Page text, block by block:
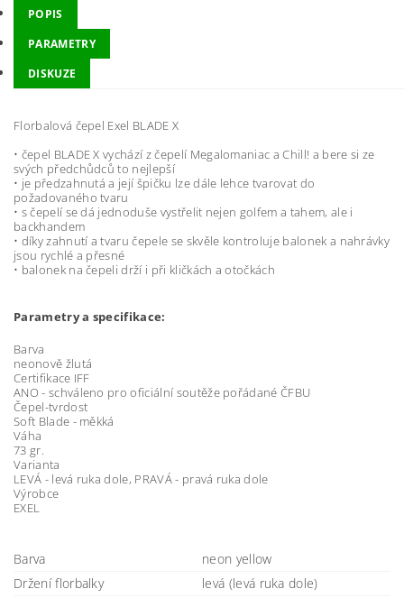
POPIS
PARAMETRY
DISKUZE
Florbalová čepel Exel BLADE X
• čepel BLADE X vychází z čepelí Megalomaniac a Chill! a bere si ze
svých předchůdců to nejlepší
• je předzahnutá a její špičku lze dále lehce tvarovat do
požadovaného tvaru
• s čepelí se dá jednoduše vystřelit nejen golfem a tahem, ale i
backhandem
• díky zahnutí a tvaru čepele se skvěle kontroluje balonek a nahrávky
jsou rychlé a přesné
• balonek na čepeli drží i při kličkách a otočkách
Parametry a specifikace:
Barva
neonově žlutá
Certifikace IFF
ANO - schváleno pro oficiální soutěže pořádané ČFBU
Čepel-tvrdost
Soft Blade - měkká
Váha
73 gr.
Varianta
LEVÁ - levá ruka dole, PRAVÁ - pravá ruka dole
Výrobce
EXEL
Barva
neon yellow
Držení florbalky
levá (levá ruka dole)